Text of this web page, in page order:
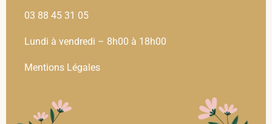
03 88 45 31 05
Lundi à vendredi – 8h00 à 18h00
Mentions Légales